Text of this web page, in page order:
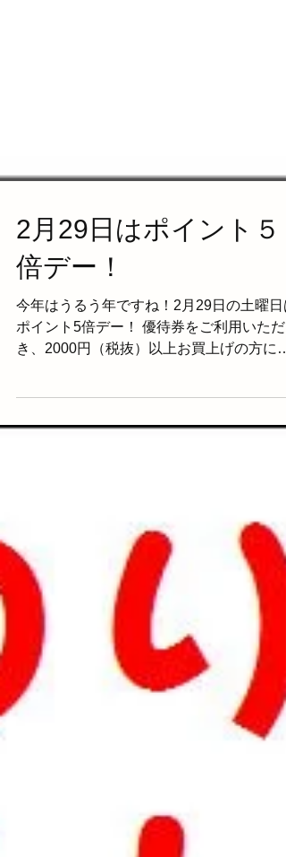
2月29日はポイント５
倍デー！
今年はうるう年ですね！2月29日の土曜日
ポイント5倍デー！ 優待券をご利用いただ
ります！ ご来店をお待ちしてます！